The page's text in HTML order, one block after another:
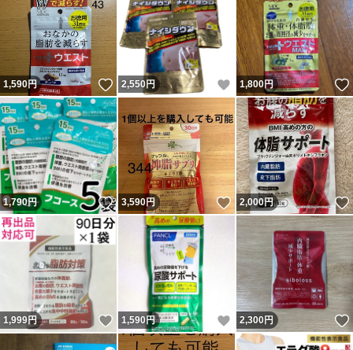
1,590円 いいね！
2,550円 いいね！
1,800円
1,790円 いいね！
3,590円 いいね！
2,000円
1,999円 いいね！
1,590円 いいね！
2,300円